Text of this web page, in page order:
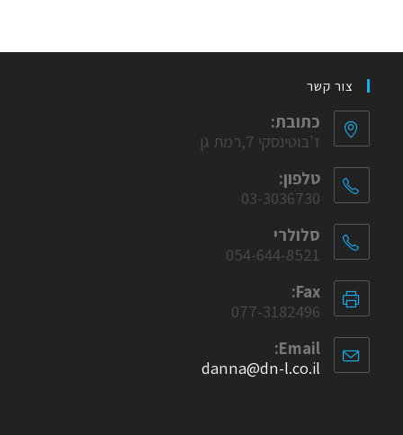
צור קשר
כתובת:
ז'בוטינסקי 7,רמת גן
טלפון:
03-3036730
סלולרי
054-644-8521
Fax:
077-3182496
Email:
danna@dn-l.co.il
Opens